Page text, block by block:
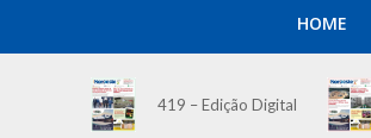
HOME
419 – Edição Digital